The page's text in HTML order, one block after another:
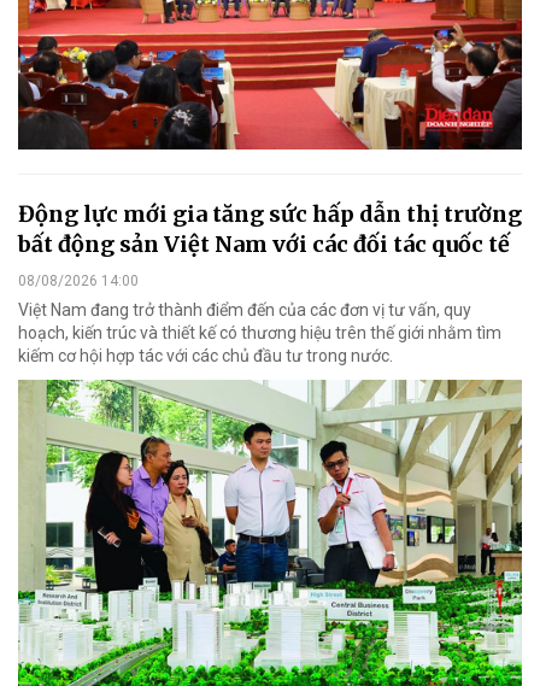
Động lực mới gia tăng sức hấp dẫn thị trường
bất động sản Việt Nam với các đối tác quốc tế
08/08/2026 14:00
Việt Nam đang trở thành điểm đến của các đơn vị tư vấn, quy
hoạch, kiến trúc và thiết kế có thương hiệu trên thế giới nhằm tìm
kiếm cơ hội hợp tác với các chủ đầu tư trong nước.